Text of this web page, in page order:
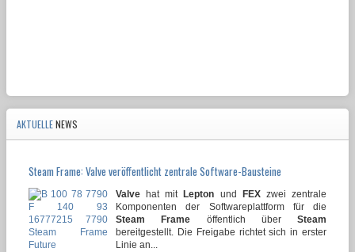
AKTUELLENEWS
Steam Frame: Valve veröffentlicht zentrale Software-Bausteine
Valve hat mitLepton und FEXzwei zentrale
Komponenten der Softwareplattform für die
Steam Frame öffentlich über Steam
bereitgestellt. Die Freigabe richtet sich in erster
Linie an...